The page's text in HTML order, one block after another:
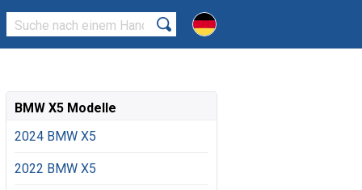
BMW X5 Modelle
2024 BMW X5
2022 BMW X5